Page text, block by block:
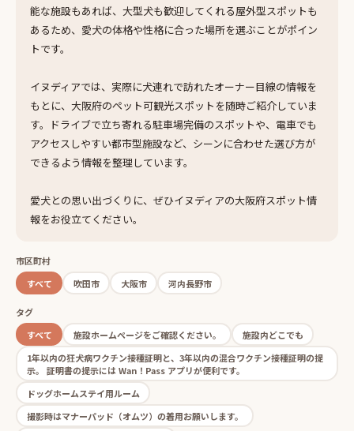
能な施設もあれば、大型犬も歓迎してくれる屋外型スポットも
あるため、愛犬の体格や性格に合った場所を選ぶことがポイン
トです。
イヌディアでは、実際に犬連れで訪れたオーナー目線の情報を
もとに、大阪府のペット可観光スポットを随時ご紹介していま
す。ドライブで立ち寄れる駐車場完備のスポットや、電車でも
アクセスしやすい都市型施設など、シーンに合わせた選び方が
できるよう情報を整理しています。
愛犬との思い出づくりに、ぜひイヌディアの大阪府スポット情
報をお役立てください。
市区町村
すべて
吹田市 大阪市 河内長野市
タグ
すべて
施設ホームページをご確認ください。
施設内どこでも
1年以内の狂犬病ワクチン接種証明と、3年以内の混合ワクチン接種証明の提
示。 証明書の提示には Wan！Pass アプリが便利です。
ドッグホームステイ用ルーム
撮影時はマナーパッド（オムツ）の着用お願いします。